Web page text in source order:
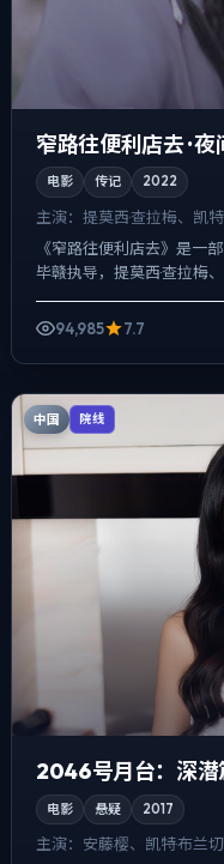
窄路往便利店去 ·
电影 传记 2022
主演： 提莫西·查拉梅、凯
《窄路往便利店去》是一
毕赣执导，提莫西·查拉梅
94,985
7.7
中国 院线
2046号月台：深潜
电影 悬疑 2017
主演： 安藤樱、凯特·布兰